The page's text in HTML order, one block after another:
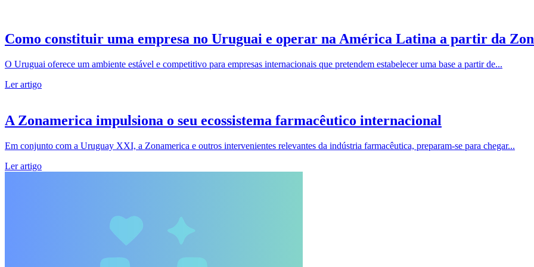
Como constituir uma empresa no Uruguai e operar na América Latina a partir da
O Uruguai oferece um ambiente estável e competitivo para empresas internacionais que pretendem estabelecer uma base a partir de...
Ler artigo
A Zonamerica impulsiona o seu ecossistema farmacêutico internacional
Em conjunto com a Uruguay XXI, a Zonamerica e outros intervenientes relevantes da indústria farmacêutica, preparam-se para chegar...
Ler artigo